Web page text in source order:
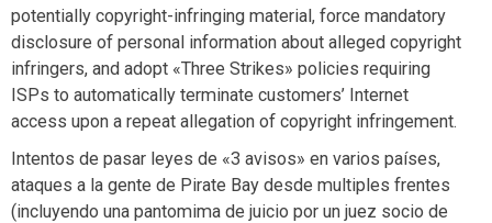
potentially copyright-infringing material, force mandatory
disclosure of personal information about alleged copyright
infringers, and adopt «Three Strikes» policies requiring
ISPs to automatically terminate customers’ Internet
access upon a repeat allegation of copyright infringement.
Intentos de pasar leyes de «3 avisos» en varios países,
ataques a la gente de Pirate Bay desde multiples frentes
(incluyendo una pantomima de juicio por un juez socio de